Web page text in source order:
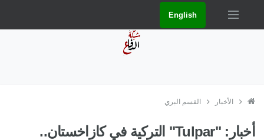
English
الأخبار القسم البري
أخبار: "Tulpar" التركية في كازاخستان..